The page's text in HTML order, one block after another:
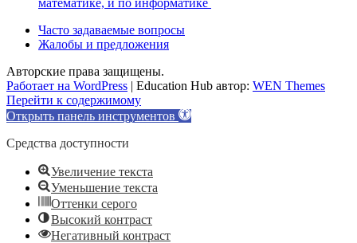
Часто задаваемые вопросы
Жалобы и предложения
Авторские права защищены.
Работает на WordPress | Education Hub автор: WEN Themes
Перейти к содержимому
Открыть панель инструментов
Средства доступности
Увеличение текста
Уменьшение текста
Оттенки серого
Высокий контраст
Негативный контраст